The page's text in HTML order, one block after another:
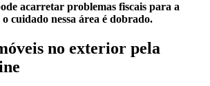
acarretar problemas fiscais para a
cuidado nessa área é dobrado.
no exterior pela